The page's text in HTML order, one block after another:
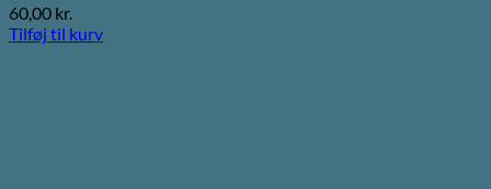
60,00 kr.
Tilføj til kurv